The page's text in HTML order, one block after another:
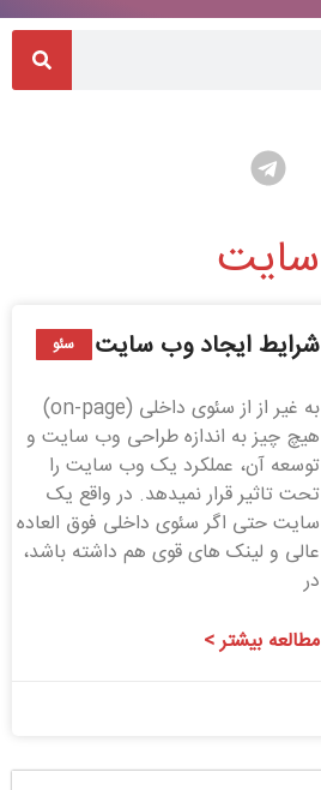
سایت
سئو شرایط ایجاد وب سایت
به غیر از از سئوی داخلی (on-page)
هیچ چیز به اندازه طراحی وب سایت و
توسعه آن، عملکرد یک وب سایت را
تحت تاثیر قرار نمی­دهد. در واقع یک
سایت حتی اگر سئوی داخلی فوق العاده
عالی و لینک های قوی هم داشته باشد،
در
مطالعه بیشتر >